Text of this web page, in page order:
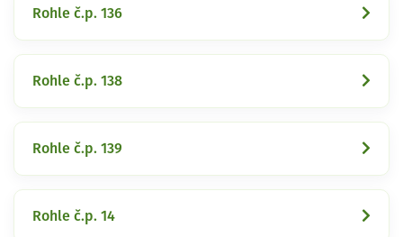
Rohle č.p. 136
Rohle č.p. 138
Rohle č.p. 139
Rohle č.p. 14